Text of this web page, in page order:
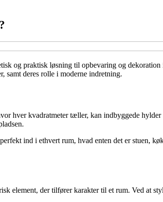
og praktisk løsning til opbevaring og
samt deres rolle i moderne indretning.
hver kvadratmeter tæller, kan indbyggede
ind i ethvert rum, hvad enten det er stuen,
element, der tilfører karakter til et rum. Ved at